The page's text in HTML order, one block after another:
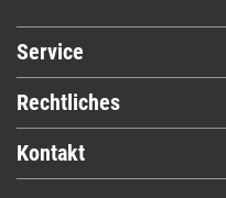
Service
Rechtliches
Kontakt